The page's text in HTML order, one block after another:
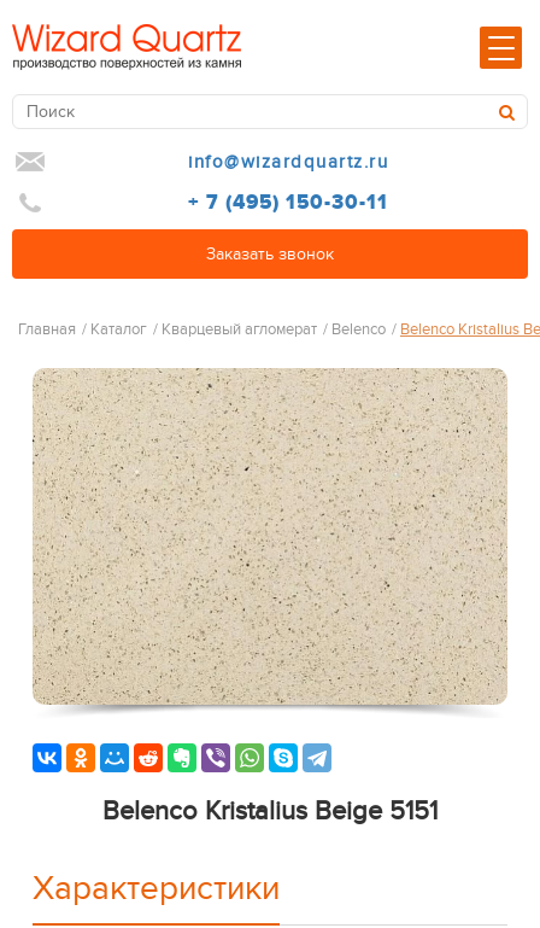
info@wizardquartz.ru
+ 7 (495) 150-30-11
Заказать звонок
Главная / Каталог / Кварцевый агломерат / Belenco / Belenco Kristalius
Belenco Kristalius Beige 5151
Характеристики